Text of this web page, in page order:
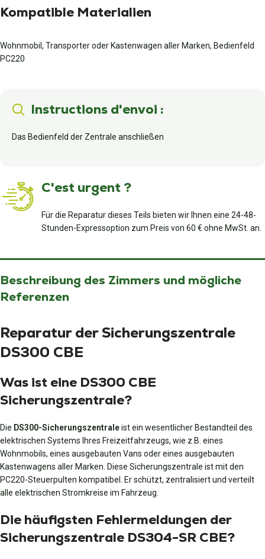
Kompatible Materialien
Wohnmobil, Transporter oder Kastenwagen aller Marken, Bedienfeld
PC220
Instructions d'envoi :
Das Bedienfeld der Zentrale anschließen
C'est urgent ?
Für die Reparatur dieses Teils bieten wir Ihnen eine 24-48-
Stunden-Expressoption zum Preis von 60 € ohne MwSt. an.
Beschreibung des Zimmers und mögliche
Referenzen
Reparatur der Sicherungszentrale
DS300 CBE
Was ist eine DS300 CBE
Sicherungszentrale?
Die DS300-Sicherungszentraleist ein wesentlicher Bestandteil des
elektrischen Systems Ihres Freizeitfahrzeugs, wie z.B. eines
Wohnmobils, eines ausgebauten Vans oder eines ausgebauten
Kastenwagens aller Marken. Diese Sicherungszentrale ist mit den
PC220-Steuerpulten kompatibel. Er schützt, zentralisiert und verteilt
alle elektrischen Stromkreise im Fahrzeug.
Die häufigsten Fehlermeldungen der
Sicherungszentrale DS304-SR CBE?